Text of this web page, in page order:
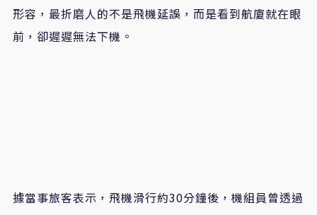
形容，最折磨人的不是飛機延誤，而是看到航廈就在眼
前，卻遲遲無法下機。
據當事旅客表示，飛機滑行約30分鐘後，機組員曾透過